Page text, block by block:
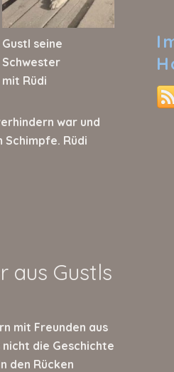
Gustl seine
Schwester
mit Rüdi
war und
Rüdi
aus Gustls
mit Freunden aus
die Geschichte
den Rücken